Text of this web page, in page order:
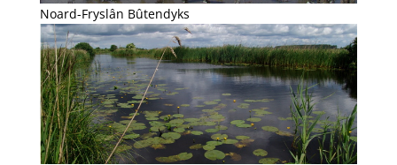
Noard-Fryslân Bûtendyks